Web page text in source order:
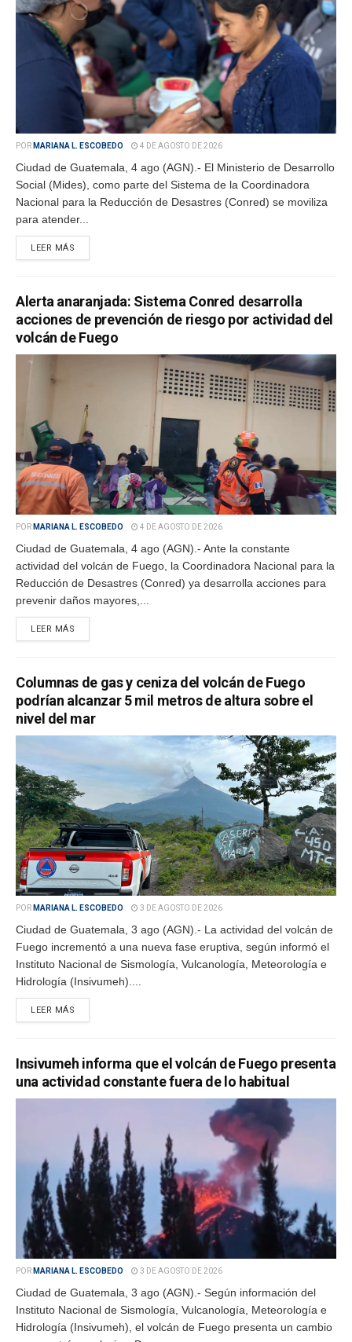
POR MARIANA L. ESCOBEDO 4 DE AGOSTO DE 2026
Ciudad de Guatemala, 4 ago (AGN).- El Ministerio de Desarrollo
Social (Mides), como parte del Sistema de la Coordinadora
Nacional para la Reducción de Desastres (Conred) se moviliza
para atender...
LEER MÁS
Alerta anaranjada: Sistema Conred desarrolla
acciones de prevención de riesgo por actividad del
volcán de Fuego
POR MARIANA L. ESCOBEDO 4 DE AGOSTO DE 2026
Ciudad de Guatemala, 4 ago (AGN).- Ante la constante
actividad del volcán de Fuego, la Coordinadora Nacional para la
Reducción de Desastres (Conred) ya desarrolla acciones para
prevenir daños mayores,...
LEER MÁS
Columnas de gas y ceniza del volcán de Fuego
podrían alcanzar 5 mil metros de altura sobre el
nivel del mar
POR MARIANA L. ESCOBEDO 3 DE AGOSTO DE 2026
Ciudad de Guatemala, 3 ago (AGN).- La actividad del volcán de
Fuego incrementó a una nueva fase eruptiva, según informó el
Instituto Nacional de Sismología, Vulcanología, Meteorología e
Hidrología (Insivumeh)....
LEER MÁS
Insivumeh informa que el volcán de Fuego presenta
una actividad constante fuera de lo habitual
POR MARIANA L. ESCOBEDO 3 DE AGOSTO DE 2026
Ciudad de Guatemala, 3 ago (AGN).- Según información del
Instituto Nacional de Sismología, Vulcanología, Meteorología e
Hidrología (Insivumeh), el volcán de Fuego presenta un cambio